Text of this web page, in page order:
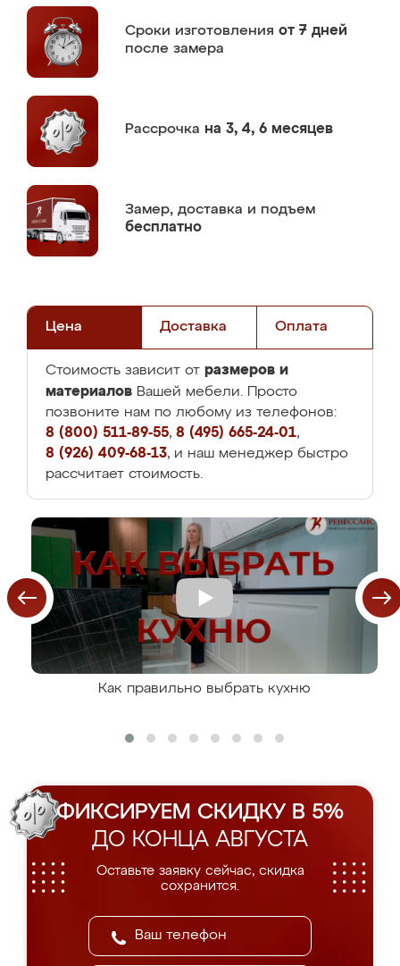
Сроки изготовления от 7 дней
после замера
Рассрочка на 3, 4, 6 месяцев
Замер, доставка и подъем
бесплатно
Цена Доставка Оплата
Стоимость зависит от размеров и
материалов Вашей мебели. Просто
позвоните нам по любому из телефонов:
8 (800) 511-89-55, 8 (495) 665-24-01,
8 (926) 409-68-13, и наш менеджер быстро
рассчитает стоимость.
Как правильно выбрать кухню
ФИКСИРУЕМ СКИДКУ В 5%
ДО КОНЦА АВГУСТА
Оставьте заявку сейчас, скидка
сохранится.